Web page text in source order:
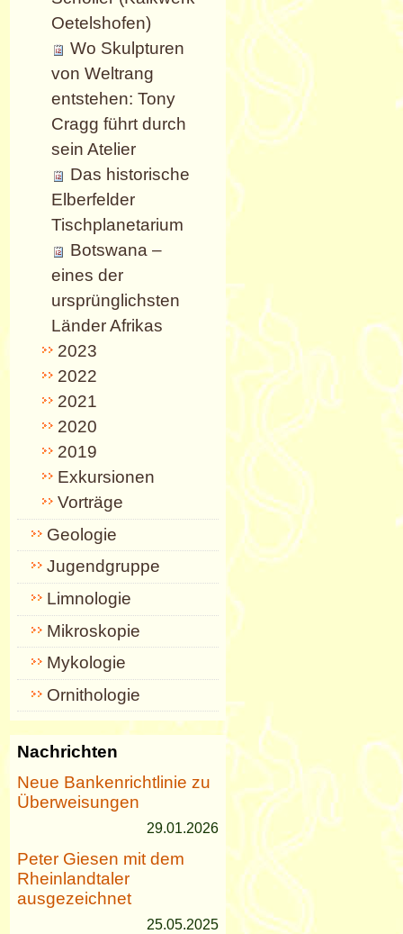
Oetelshofen)
Wo Skulpturen
von Weltrang
entstehen: Tony
Cragg führt durch
sein Atelier
Das historische
Elberfelder
Tischplanetarium
Botswana –
eines der
ursprünglichsten
Länder Afrikas
2023
2022
2021
2020
2019
Exkursionen
Vorträge
Geologie
Jugendgruppe
Limnologie
Mikroskopie
Mykologie
Ornithologie
Nachrichten
Neue Bankenrichtlinie zu
Überweisungen
29.01.2026
Peter Giesen mit dem
Rheinlandtaler
ausgezeichnet
25.05.2025